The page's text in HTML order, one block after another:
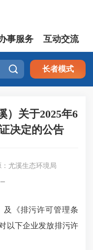
事服务 互动交流
 长者模式
）关于2025年6
决定的公告
：尤溪生态环境局
《排污许可管理条
以下企业发放排污许